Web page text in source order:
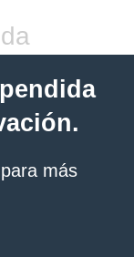
para más